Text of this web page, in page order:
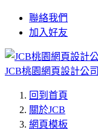
聯絡我們
加入好友
JCB桃園網頁設計公司
回到首頁
關於JCB
網頁模板